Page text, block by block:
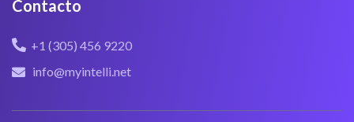
Contacto
+1 (305) 456 9220
info@myintelli.net